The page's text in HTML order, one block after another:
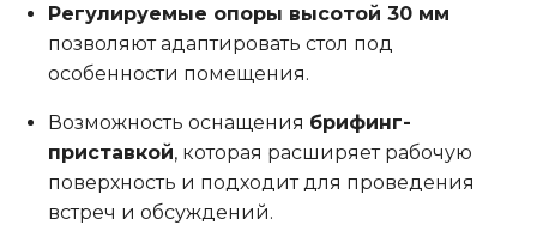
Регулируемые опоры высотой 30 мм
позволяют адаптировать стол под
особенности помещения.
Возможность оснащения брифинг-
приставкой, которая расширяет рабочую
поверхность и подходит для проведения
встреч и обсуждений.